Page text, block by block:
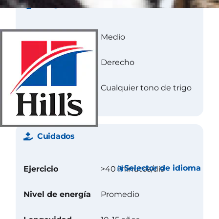
Selector de idioma
Medio
Textura Derecho
Color Cualquier tono de trigo
Cuidados
Ejercicio >40 minutos/día
Nivel de energía Promedio